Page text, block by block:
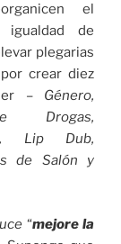
el
de
plegarias
crear diez
– Género,
Drogas,
Lip Dub,
de Salón y
“mejore la